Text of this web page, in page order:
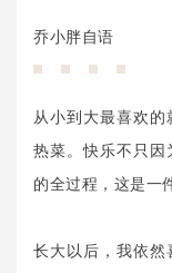
乔小胖自语
从小到大最喜欢
热菜。快乐不只因
的全过程，这是一
长大以后，我依然